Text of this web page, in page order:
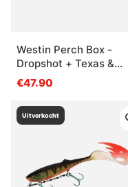
Westin Perch Box -
Dropshot + Texas &
Carolina 45Pcs
€47.90
Uitverkocht